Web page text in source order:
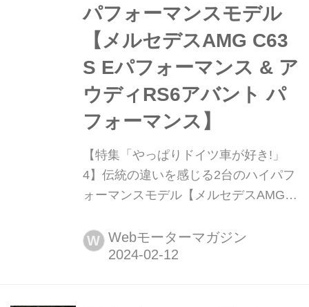
ションを通し...
パフォーマンスモデル
【メルセデスAMG C63
S Eパフォーマンス & ア
ウディRS6アバント パ
フォーマンス】
【特集「やっぱりドイツ車が好き!」
4】伝統の違いを感じる2台のハイパフ
ォーマンスモデル【メルセデスAMG
RS6アバント パフォーマンス】 メル
セデス〝AMG〟とアウディ〝RS〟、
W Webモーターマガジン